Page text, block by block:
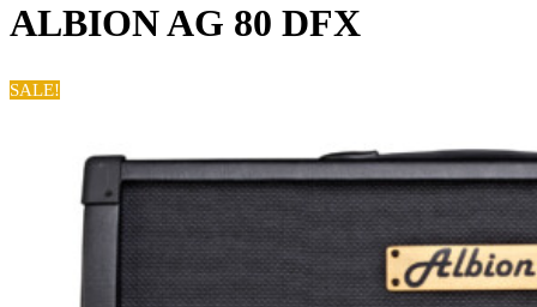
ALBION AG 80 DFX
SALE!